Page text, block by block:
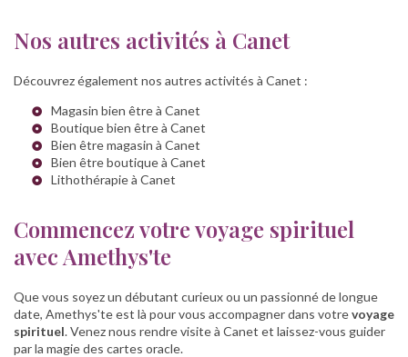
Nos autres activités à Canet
Découvrez également nos autres activités à Canet :
Magasin bien être à Canet
Boutique bien être à Canet
Bien être magasin à Canet
Bien être boutique à Canet
Lithothérapie à Canet
Commencez votre voyage spirituel
avec Amethys'te
Que vous soyez un débutant curieux ou un passionné de longue
date, Amethys'te est là pour vous accompagner dans votrevoyage
spirituel. Venez nous rendre visite à Canet et laissez-vous guider
par la magie des cartes oracle.